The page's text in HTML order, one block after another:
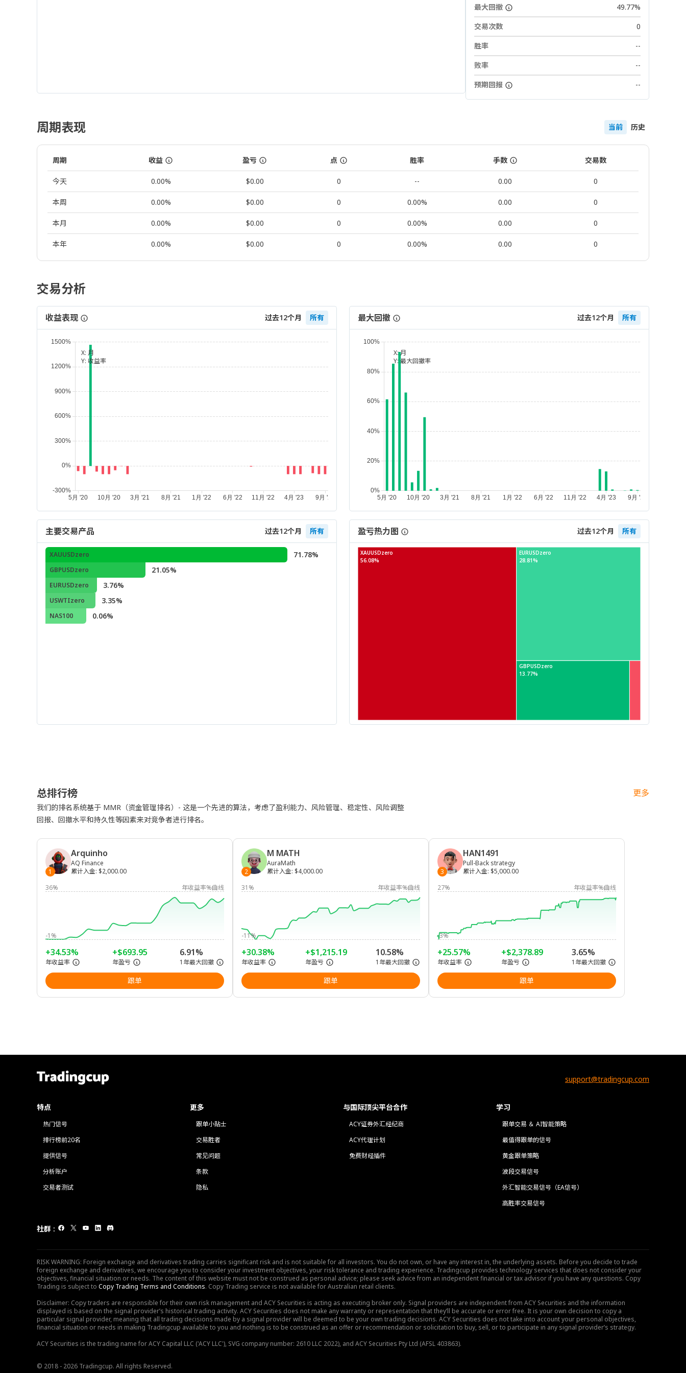
最大回撤
49.77%
交易次数
0
胜率
--
败率
--
预期回报
--
周期表现 当前 历史
周期 收益 盈亏 点 胜率 手数 交易数
今天 0.00% $0.00 0 -- 0.00 0
本周 0.00% $0.00 0 0.00% 0.00 0
本月 0.00% $0.00 0 0.00% 0.00 0
本年 0.00% $0.00 0 0.00% 0.00 0
交易分析
收益表现 过去12个月 所有
X: 月
Y: 收益率
最大回撤 过去12个月 所有
X:月
Y: 最大回撤率
主要交易产品 过去12个月 所有
XAUUSDzero 71.78%
GBPUSDzero 21.05%
EURUSDzero 3.76%
USWTIzero 3.35%
NAS100 0.06%
盈亏热力图 过去12个月 所有
XAUUSDzero EURUSDzero
GBPUSDzero
56.08% 28.81%
13.77%
总排行榜 更多
我们的排名系统基于 MMR（资金管理排名）- 这是一个先进的算法，考虑了盈利能力、风险管理、稳定性、风险调整
回报、回撤水平和持久性等因素来对竞争者进行排名。
1
Arquinho
AQ Finance
累计入金: $2,000.00
36%
年收益率%曲线
-1%
+34.53%
年收益率
+$693.95
年盈亏
6.91%
1年最大回撤
跟单
2
M MATH
AuraMath
累计入金: $4,000.00
31%
年收益率%曲线
-11%
+30.38%
年收益率
+$1,215.19
年盈亏
10.58%
1年最大回撤
跟单
3
HAN1491
Pull-Back strategy
累计入金: $5,000.00
27%
年收益率%曲线
-3%
+25.57%
年收益率
+$2,378.89
年盈亏
3.65%
1年最大回撤
跟单
support@tradingcup.com
特点
热门信号
排行榜前20名
提供信号
分析账户
交易者测试
更多
跟单小贴士
交易胜者
常见问题
条款
隐私
与国际顶尖平台合作
ACY证券外汇经纪商
ACY代理计划
免费财经插件
学习
跟单交易 ＆ AI智能策略
最值得跟单的信号
黄金跟单策略
波段交易信号
外汇智能交易信号（EA信号）
高胜率交易信号
社群 :
RISK WARNING: Foreign exchange and derivatives trading carries significant risk and is not suitable for all investors. You do not own, or have any interest in, the underlying assets. Before you decide to trade
foreign exchange and derivatives, we encourage you to consider your investment objectives, your risk tolerance and trading experience. Tradingcup provides technology services that does not consider your
objectives, financial situation or needs. The content of this website must not be construed as personal advice; please seek advice from an independent financial or tax advisor if you have any questions. Copy
Trading is subject to Copy Trading Terms and Conditions. Copy Trading service is not available for Australian retail clients.
Disclaimer: Copy traders are responsible for their own risk management and ACY Securities is acting as executing broker only. Signal providers are independent from ACY Securities and the information
displayed is based on the signal provider’s historical trading activity. ACY Securities does not make any warranty or representation that they’ll be accurate or error free. It is your own decision to copy a
particular signal provider, meaning that all trading decisions made by a signal provider will be deemed to be your own trading decisions. ACY Securities does not take into account your personal objectives,
financial situation or needs in making Tradingcup available to you and nothing is to be construed as an offer or recommendation or solicitation to buy, sell, or to participate in any signal provider’s strategy.
ACY Securities is the trading name for ACY Capital LLC ('ACY LLC'), SVG company number: 2610 LLC 2022), and ACY Securities Pty Ltd (AFSL 403863).
© 2018 - 2026 Tradingcup. All rights Reserved.